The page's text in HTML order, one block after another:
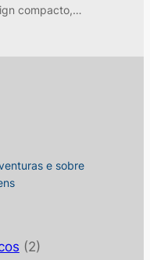
compacto,…
e sobre
(2)